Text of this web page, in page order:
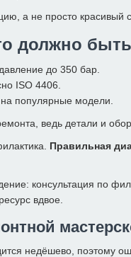
а не просто красивый
должно
до 350 бар.
ISO 4406.
популярные модели.
ведь детали и
Правильная
консультация по
вдвое.
недёшево, поэтому